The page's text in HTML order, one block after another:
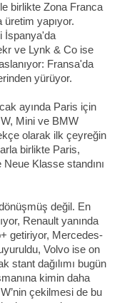
birlikte Zona Franca
yapıyor.
İspanya'da
ve Lynk & Co ise
Fransa'da
yürüyor.
ayında Paris için
Mini ve BMW
olarak ilk çeyreğin
birlikte Paris,
Klasse standını
değil. En
Renault yanında
getiriyor, Mercedes-
Volvo ise on
stant dağılımı bugün
kimin daha
çekilmesi de bu